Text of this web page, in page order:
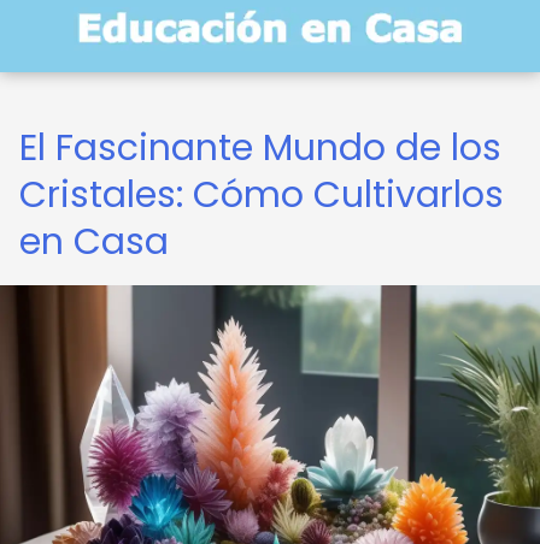
El Fascinante Mundo de los
Cristales: Cómo Cultivarlos
en Casa